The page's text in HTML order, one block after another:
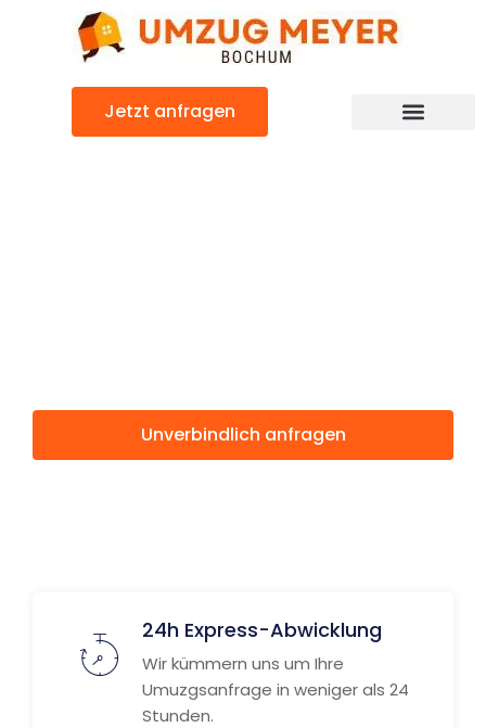
Jetzt anfragen
Unverbindlich anfragen
24h Express-Abwicklung
Wir kümmern uns um Ihre
Umuzgsanfrage in weniger als 24
Stunden.